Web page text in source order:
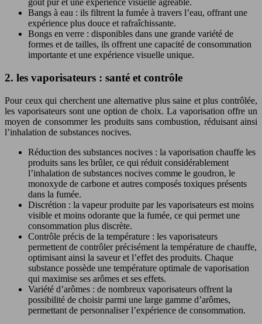
goût pur et une expérience visuelle agréable.
Bangs à eau : ils filtrent la fumée à travers l’eau, offrant une
expérience plus douce et rafraîchissante.
Bongs en verre : disponibles dans une grande variété de
formes et de tailles, ils offrent une capacité de consommation
importante et une expérience visuelle unique.
2. les vaporisateurs : santé et contrôle
Pour ceux qui cherchent une alternative plus saine et plus contrôlée,
les vaporisateurs sont une option de choix. La vaporisation offre un
moyen de consommer les produits sans combustion, réduisant ainsi
l’inhalation de substances nocives.
Réduction des substances nocives : la vaporisation chauffe les
produits sans les brûler, ce qui réduit considérablement
l’inhalation de substances nocives comme le goudron, le
monoxyde de carbone et autres composés toxiques présents
dans la fumée.
Discrétion : la vapeur produite par les vaporisateurs est moins
visible et moins odorante que la fumée, ce qui permet une
consommation plus discrète.
Contrôle précis de la température : les vaporisateurs
permettent de contrôler précisément la température de chauffe,
optimisant ainsi la saveur et l’effet des produits. Chaque
substance possède une température optimale de vaporisation
qui maximise ses arômes et ses effets.
Variété d’arômes : de nombreux vaporisateurs offrent la
possibilité de choisir parmi une large gamme d’arômes,
permettant de personnaliser l’expérience de consommation.